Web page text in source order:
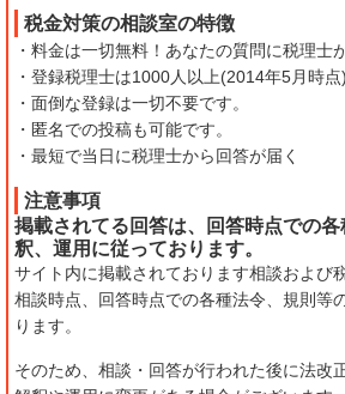
税金対策の相談室の特徴
・料金は一切無料！あなたの質問に税理士
・登録税理士は1000人以上(2014年5月時点)
・面倒な登録は一切不要です。
・匿名での投稿も可能です。
・最短で当日に税理士から回答が届く
注意事項
掲載されてる回答は、回答時点での
釈、運用に従っております。
サイト内に掲載されております相談および
相談時点、回答時点での各種法令、規則等
ります。
そのため、相談・回答が行われた後に法改